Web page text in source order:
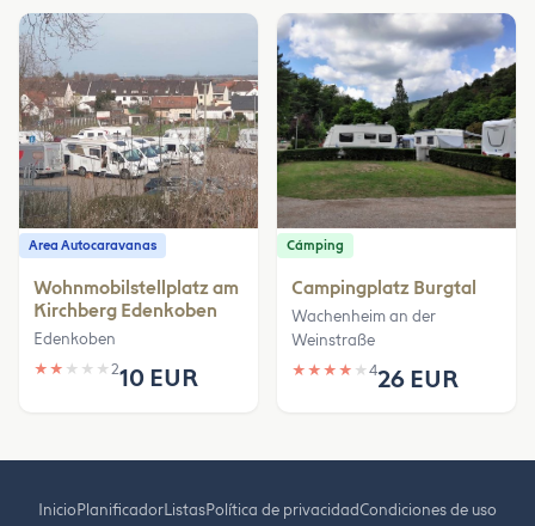
Area Autocaravanas
Wohnmobilstellplatz am
Kirchberg Edenkoben
Edenkoben
★ ★ ★ ★ ★ 210 EUR
Cámping
Campingplatz Burgtal
Wachenheim an der
Weinstraße
★ ★ ★ ★ ★ 426 EUR
InicioPlanificadorListasPolítica de privacidadCondiciones de uso